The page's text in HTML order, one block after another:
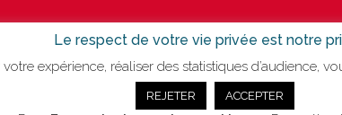
Le respect de votre vie privée est notre
expérience, réaliser des statistiques d’audience,
REJETER ACCEPTER